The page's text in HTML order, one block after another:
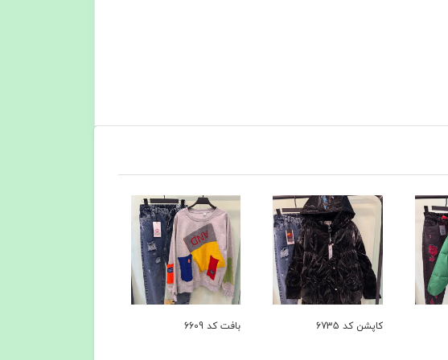
بافت کد 6609 پیراهن کد6386